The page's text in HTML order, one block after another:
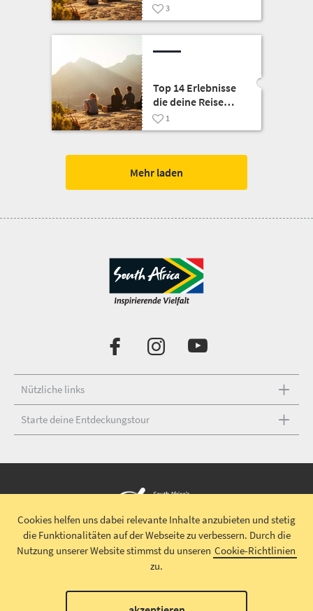
3
Top 14 Erlebnisse
die deine Reise
unvergesslich
machen
1
Mehr laden
Nützliche links
Starte deine Entdeckungstour
Urheberrecht © 2026 South African TourismHaftungsausschluss
Datenschutz| Impressum|Allgemeine Geschäftsbedingungen|
Teilnahmebedingungen
Cookies helfen uns dabei relevante Inhalte anzubieten und stetig
die Funktionalitäten auf der Webseite zu verbessern. Durch die
Nutzung unserer Website stimmst du unseren Cookie-Richtlinien
zu.